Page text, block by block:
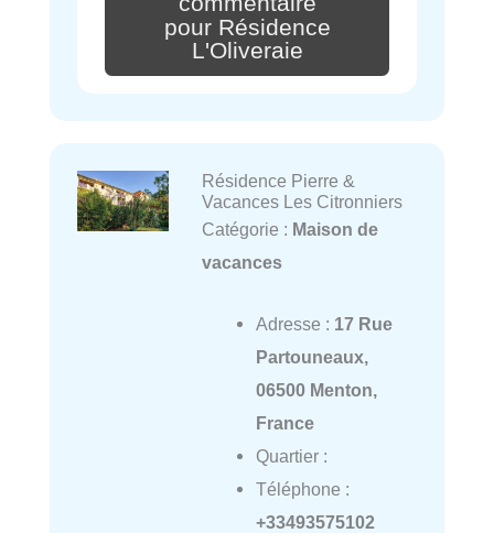
pour Résidence
L'Oliveraie
Résidence Pierre &
Vacances Les Citronniers
Catégorie : Maison de
vacances
Adresse : 17 Rue
Partouneaux,
06500 Menton,
France
Quartier :
Téléphone :
+33493575102